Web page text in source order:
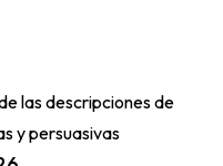
las descripciones de
y persuasivas